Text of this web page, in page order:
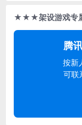
★★★架设游戏专
腾
按新
可联